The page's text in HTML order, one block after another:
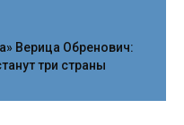
Верица Обренович:
три страны